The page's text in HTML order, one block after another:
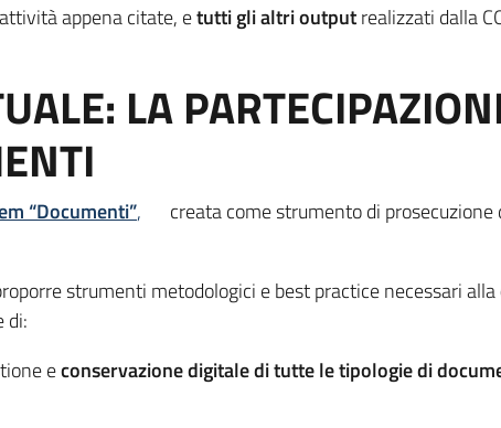
appena citate, etutti gli altri outputrealizzati dalla
LA
“Documenti”,
creata come strumento di
strumenti metodologici e best practice necessari alla
di:
econservazione digitaledi tutte le tipologie di